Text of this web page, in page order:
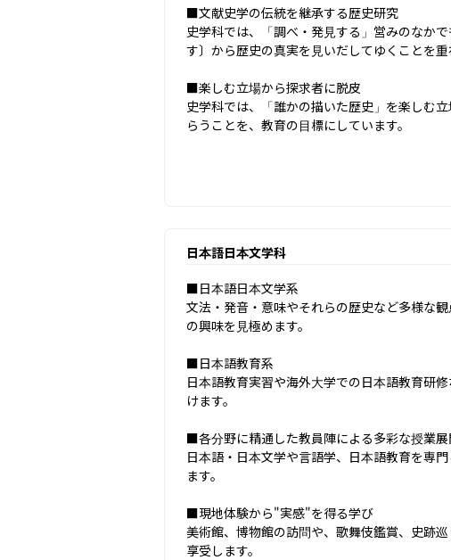
■文献史学の伝統を継承する歴史研究
史学科では、「調べ・発見する」営みのなか
す〕から歴史の真実を見いだしてゆくことを
■楽しむ立場から探求者に脱皮
史学科では、「誰かの描いた歴史」を楽しむ
らうことを、教育の目標にしています。
日本語日本文学科
■日本語日本文学系
文法・発音・意味やそれらの歴史など多様な
の興味を見極めます。
■日本語教育系
日本語教育実習や海外大学での日本語教育研
けます。
■各分野に精通した教員陣による多彩な授業
日本語・日本文学や言語学、日本語教育を専
ます。
■現地体験から"実感"を得る学び
美術館、博物館の訪問や、歌舞伎鑑賞、史跡
享受します。